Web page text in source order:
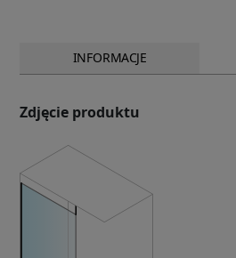
INFORMACJE
Zdjęcie produktu